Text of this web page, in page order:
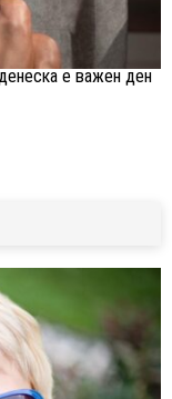
е важен ден